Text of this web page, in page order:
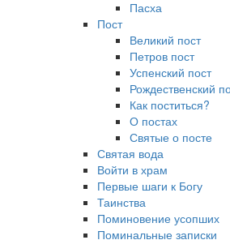
Пасха
Пост
Великий пост
Петров пост
Успенский пост
Рождественский
Как поститься?
О постах
Святые о посте
Святая вода
Войти в храм
Первые шаги к Богу
Таинства
Поминовение усопших
Поминальные записки